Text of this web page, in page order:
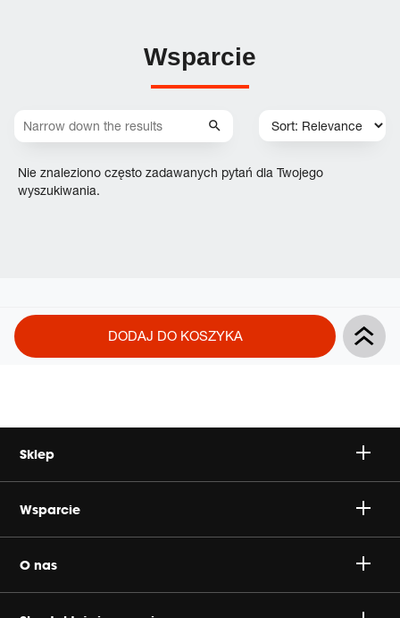
Wsparcie
Nie znaleziono często zadawanych pytań dla Twojego
wyszukiwania.
Product
Actions
Add
to
DODAJ DO KOSZYKA
Sklep
Głośniki
Gaming
Wsparcie
Wsparcie produktu i Klienta
O nas
Koncern Harman